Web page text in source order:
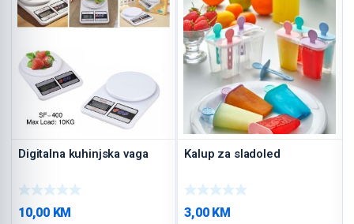
Digitalna kuhinjska vaga
10,00 KM
Kalup za sladoled
3,00KM